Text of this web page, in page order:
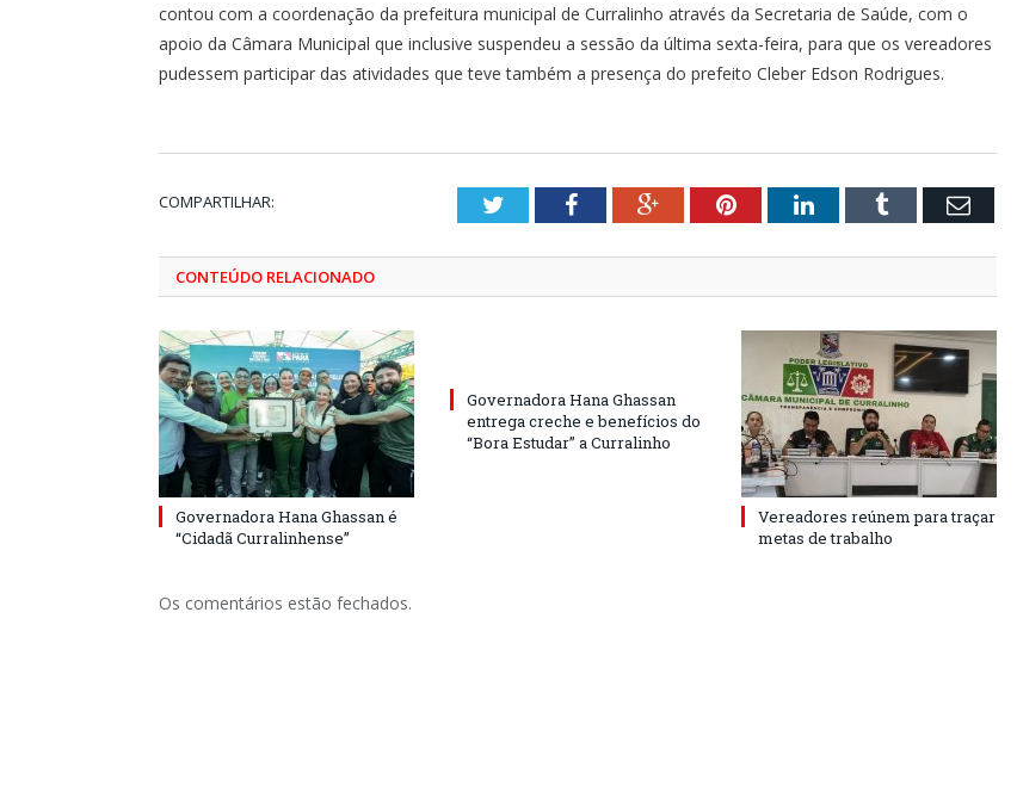
contou com a coordenação da prefeitura municipal de Curralinho através da Secretaria de Saúde, com o
apoio da Câmara Municipal que inclusive suspendeu a sessão da última sexta-feira, para que os vereadores
pudessem participar das atividades que teve também a presença do prefeito Cleber Edson Rodrigues.
COMPARTILHAR: TwitterFacebookGoogle+PinterestLinkedInTumblr Email
CONTEÚDO RELACIONADO
Governadora Hana Ghassan é
“Cidadã Curralinhense”
Governadora Hana Ghassan
entrega creche e benefícios do
“Bora Estudar” a Curralinho
Vereadores reúnem para traçar
metas de trabalho
Os comentários estão fechados.